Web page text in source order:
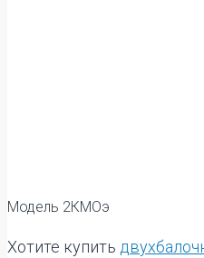
Модель 2КМОэ
Хотите купить